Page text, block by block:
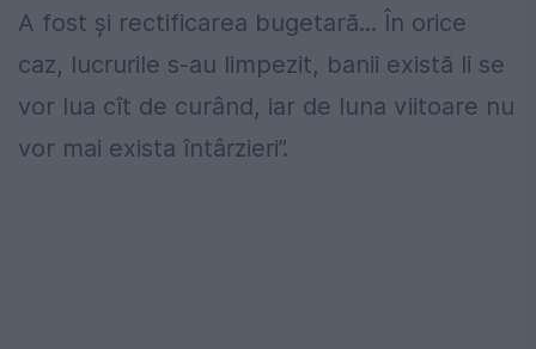
A fost și rectificarea bugetară... În orice
caz, lucrurile s-au limpezit, banii există li se
vor lua cît de curând, iar de luna viitoare nu
vor mai exista întârzieri”.